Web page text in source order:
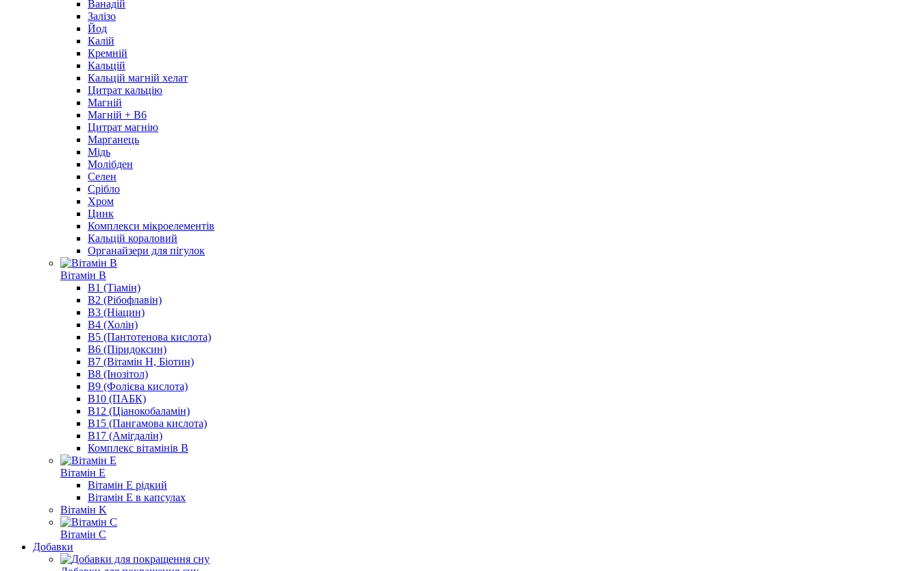
Ванадій
Залізо
Йод
Калій
Кремній
Кальцій
Кальцій магній хелат
Цитрат кальцію
Магній
Магній + В6
Цитрат магнію
Марганець
Мідь
Молібден
Селен
Срібло
Хром
Цинк
Комплекси мікроелементів
Кальцій кораловий
Органайзери для пігулок
Вітамін B
B1 (Тіамін)
B2 (Рібофлавін)
B3 (Ніацин)
B4 (Холін)
B5 (Пантотенова кислота)
B6 (Піридоксин)
B7 (Вітамін Н, Біотин)
B8 (Інозітол)
B9 (Фолієва кислота)
B10 (ПАБК)
B12 (Ціанокобаламін)
B15 (Пангамова кислота)
B17 (Амігдалін)
Комплекс вітамінів B
Вітамін E
Вітамін E рідкий
Вітамін E в капсулах
Вітамін K
Вітамін C
Добавки